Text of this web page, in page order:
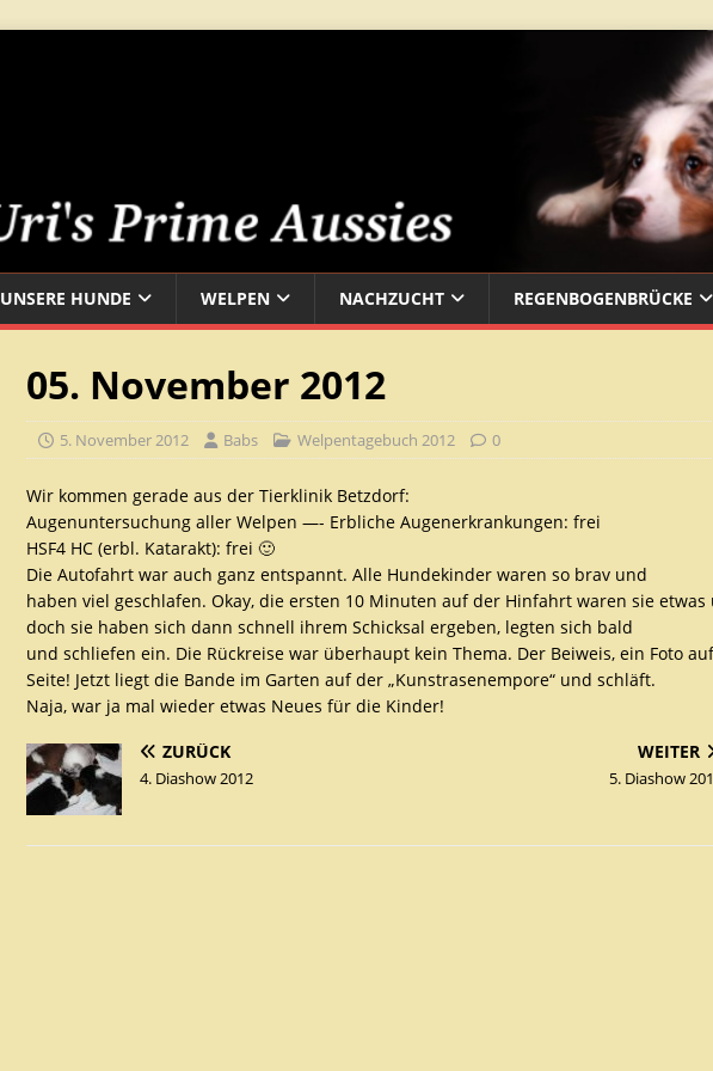
UNSERE HUNDE WELPEN NACHZUCHT REGENBOGENBRÜCKE
05. November 2012
5. November 2012 Babs Welpentagebuch 2012 0
Wir kommen gerade aus der Tierklinik Betzdorf:
Augenuntersuchung aller Welpen —- Erbliche Augenerkrankungen: frei
HSF4 HC (erbl. Katarakt): frei 🙂
Die Autofahrt war auch ganz entspannt. Alle Hundekinder waren so brav und
haben viel geschlafen. Okay, die ersten 10 Minuten auf der Hinfahrt waren sie etwas
doch sie haben sich dann schnell ihrem Schicksal ergeben, legten sich bald
und schliefen ein. Die Rückreise war überhaupt kein Thema. Der Beiweis, ein Foto
Seite! Jetzt liegt die Bande im Garten auf der „Kunstrasenempore“ und schläft.
Naja, war ja mal wieder etwas Neues für die Kinder!
ZURÜCK
4. Diashow 2012
WEITER
5. Diashow